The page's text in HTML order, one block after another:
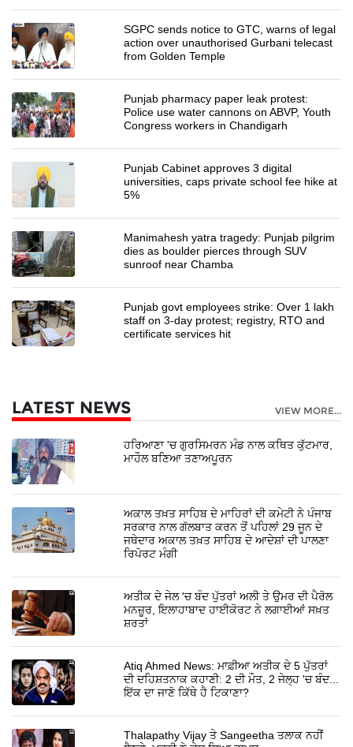
SGPC sends notice to GTC, warns of legal
action over unauthorised Gurbani telecast
from Golden Temple
Punjab pharmacy paper leak protest:
Police use water cannons on ABVP, Youth
Congress workers in Chandigarh
Punjab Cabinet approves 3 digital
universities, caps private school fee hike at
5%
Manimahesh yatra tragedy: Punjab pilgrim
dies as boulder pierces through SUV
sunroof near Chamba
Punjab govt employees strike: Over 1 lakh
staff on 3-day protest; registry, RTO and
certificate services hit
LATEST NEWS VIEW MORE...
ਹਰਿਆਣਾ 'ਚ ਗੁਰਸਿਮਰਨ ਮੰਡ ਨਾਲ ਕਥਿਤ ਕੁੱਟਮਾਰ,
ਮਾਹੌਲ ਬਣਿਆ ਤਣਾਅਪੂਰਨ
ਅਕਾਲ ਤਖ਼ਤ ਸਾਹਿਬ ਦੇ ਮਾਹਿਰਾਂ ਦੀ ਕਮੇਟੀ ਨੇ ਪੰਜਾਬ
ਸਰਕਾਰ ਨਾਲ ਗੱਲਬਾਤ ਕਰਨ ਤੋਂ ਪਹਿਲਾਂ 29 ਜੂਨ ਦੇ
ਜਥੇਦਾਰ ਅਕਾਲ ਤਖ਼ਤ ਸਾਹਿਬ ਦੇ ਆਦੇਸ਼ਾਂ ਦੀ ਪਾਲਣਾ
ਰਿਪੋਰਟ ਮੰਗੀ
ਅਤੀਕ ਦੇ ਜੇਲ 'ਚ ਬੰਦ ਪੁੱਤਰਾਂ ਅਲੀ ਤੇ ਉਮਰ ਦੀ ਪੈਰੋਲ
ਮਨਜ਼ੂਰ, ਇਲਾਹਾਬਾਦ ਹਾਈਕੋਰਟ ਨੇ ਲਗਾਈਆਂ ਸਖ਼ਤ
ਸ਼ਰਤਾਂ
Atiq Ahmed News: ਮਾਫ਼ੀਆ ਅਤੀਕ ਦੇ 5 ਪੁੱਤਰਾਂ
ਦੀ ਦਹਿਸ਼ਤਨਾਕ ਕਹਾਣੀ: 2 ਦੀ ਮੌਤ, 2 ਜੇਲ੍ਹ 'ਚ ਬੰਦ...
ਇੱਕ ਦਾ ਜਾਣੋ ਕਿੱਥੇ ਹੈ ਟਿਕਾਣਾ?
Thalapathy Vijay ਤੇ Sangeetha ਤਲਾਕ ਨਹੀਂ